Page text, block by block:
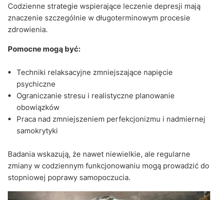
Codzienne strategie wspierające leczenie depresji mają
znaczenie szczególnie w długoterminowym procesie
zdrowienia.
Pomocne mogą być:
Techniki relaksacyjne zmniejszające napięcie
psychiczne
Ograniczanie stresu i realistyczne planowanie
obowiązków
Praca nad zmniejszeniem perfekcjonizmu i nadmiernej
samokrytyki
Badania wskazują, że nawet niewielkie, ale regularne
zmiany w codziennym funkcjonowaniu mogą prowadzić do
stopniowej poprawy samopoczucia.